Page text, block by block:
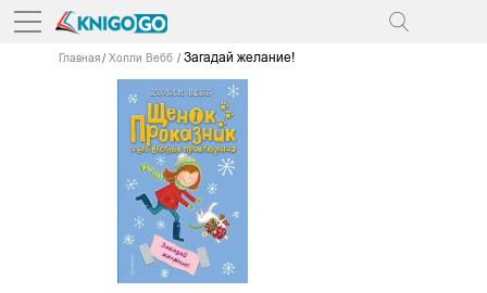
Главная Холли Вебб Загадай желание!